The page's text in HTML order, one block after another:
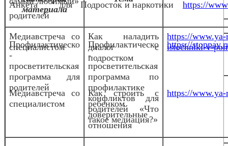
Анкета для
родителей
Подросток и наркотики https://
Медиавстреча со
специалистом
Как наладить
диалог с
подростком
https://
istochniki-v-
Медиавстреча со
специалистом
Как строить с
ребенком
доверительные
отношения
https://
материала
Профилактическо
-
просветительская
программа для
родителей
Профилактическо
-
просветительская
программа по
профилактике
конфликтов для
родителей «Что
такое медиация?»
https://